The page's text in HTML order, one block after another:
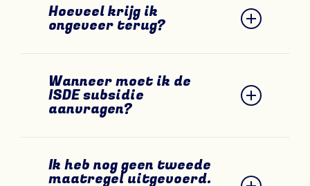
woning. Ik bekijk en check dit per
aanvraag.
Hoeveel krijg ik
ongeveer terug?
€200 en €800 terug, afhankelijk van de
maatregel die u heeft laten uitvoeren.
Wanneer moet ik de
ISDE subsidie
aanvragen?
en betaald zijn. Daarna kan ik de
Ik heb nog geen tweede
maatregel uitgevoerd.